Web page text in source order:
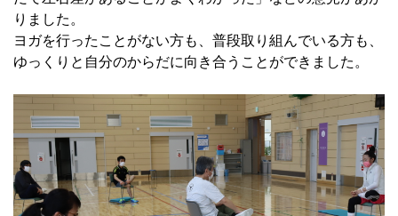
りました。
ヨガを行ったことがない方も、普段取り組んでいる方も、
ゆっくりと自分のからだに向き合うことができました。